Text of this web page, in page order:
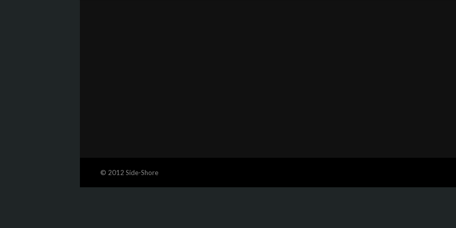
© 2012 Side-Shore